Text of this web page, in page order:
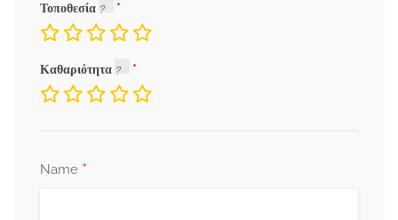
Τοποθεσία
Καθαριότητα
Name *